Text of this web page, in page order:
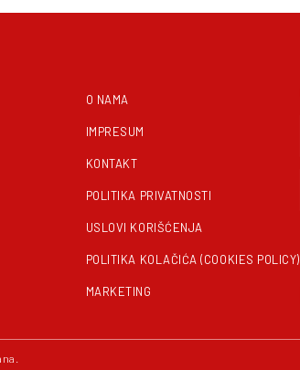
O NAMA
IMPRESUM
KONTAKT
POLITIKA PRIVATNOSTI
USLOVI KORIŠĆENJA
POLITIKA KOLAČIĆA (COOKIES POLICY)
MARKETING